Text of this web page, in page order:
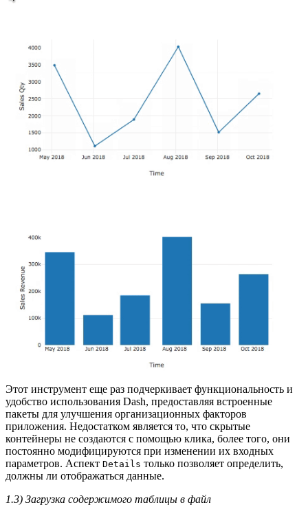
Этот инструмент еще раз подчеркивает функциональность и
удобство использования Dash, предоставляя встроенные
пакеты для улучшения организационных факторов
приложения. Недостатком является то, что скрытые
контейнеры не создаются с помощью клика, более того, они
постоянно модифицируются при изменении их входных
параметров. Аспект Details только позволяет определить,
должны ли отображаться данные.
1.3) Загрузка содержимого таблицы в файл